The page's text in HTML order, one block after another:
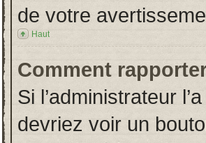
de votre
Haut
Comment
Si l’administrateur
devriez voir un